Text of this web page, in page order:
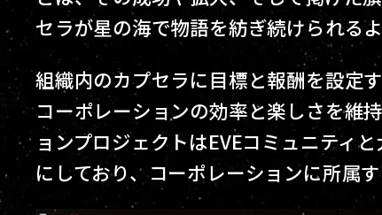
セラが星の海で物語を紡ぎ続けられる
組織内のカプセラに目標と報酬を設定
コーポレーションの効率と楽しさを維
ョンプロジェクトはEVEコミュニティ
にしており、コーポレーションに所属